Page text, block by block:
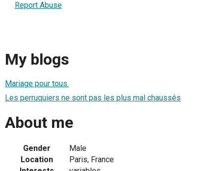
Report Abuse
My blogs
Mariage pour tous.
Les perruquiers ne sont pas les plus mal chaussés
About me
Gender
Male
Location
Paris, France